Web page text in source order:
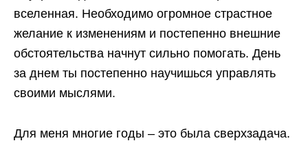
вселенная. Необходимо огромное страстное
желание к изменениям и постепенно внешние
обстоятельства начнут сильно помогать. День
за днем ты постепенно научишься управлять
своими мыслями.
Для меня многие годы – это была сверхзадача.